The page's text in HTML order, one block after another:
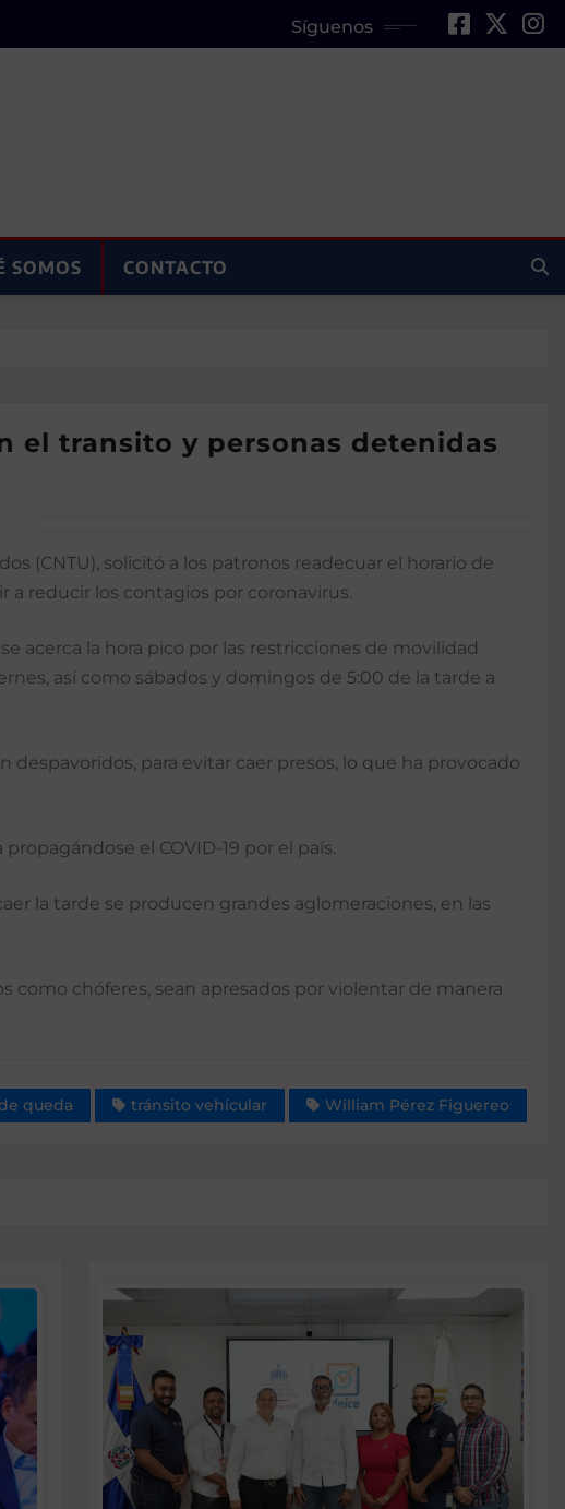
Síguenos
SOMOS CONTACTO
el transito y personas detenidas
(CNTU), solicitó a los patronos readecuar el horario de
reducir los contagios por coronavirus.
acerca la hora pico por las restricciones de movilidad
así como sábados y domingos de 5:00 de la tarde a
para evitar caer presos, lo que ha provocado
el COVID-19 por el país.
la tarde se producen grandes aglomeraciones, en las
chóferes, sean apresados por violentar de manera
queda tránsito vehícular William Pérez Figuereo